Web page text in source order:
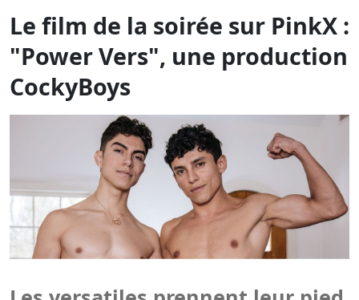
Les versatiles prennent leur pied
quand ils donnent mais aussi
quand ils reçoivent !
LUNDI 25 MAI À MINUIT